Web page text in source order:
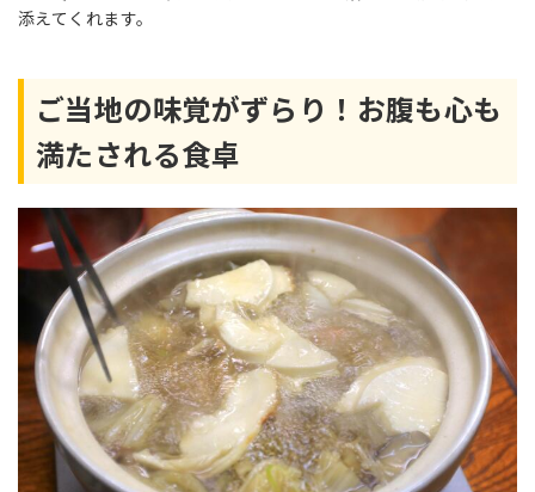
添えてくれます。
ご当地の味覚がずらり！お腹も心も
満たされる食卓